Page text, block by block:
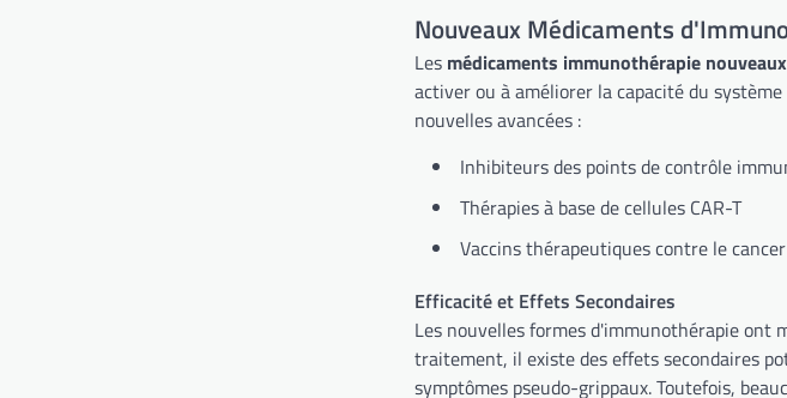
Nouveaux Médicaments
Les médicaments immunothérapie nouveaux
activer ou à améliorer la capacité du
nouvelles avancées :
Inhibiteurs des points de contrôle
Thérapies à base de cellules CAR-T
Vaccins thérapeutiques contre le cancer
Efficacité et Effets Secondaires
Les nouvelles formes d'immunothérapie ont
traitement, il existe des effets secondaires
symptômes pseudo-grippaux. Toutefois,